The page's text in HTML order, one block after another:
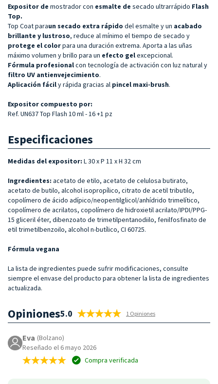
Expositor de mostrador con esmalte de secado ultrarrápido Flash
Top.
Top Coat paraun secado extra rápido del esmalte y un acabado
brillante y lustroso, reduce al mínimo el tiempo de secado y
protege el colorpara una duración extrema. Aporta a las uñas
máximo volumen y brillo para un efecto gelexcepcional.
Fórmula profesionalcon tecnología de activación con luz natural y
filtro UV antienvejecimiento.
Aplicación fácily rápida gracias al pincel maxi-brush.
Expositor compuesto por:
Ref. UN637 Top Flash 10 ml - 16 +1 pz
Especificaciones
Medidas del expositor: L 30 x P 11 x H 32 cm
Ingredientes: acetato de etilo, acetato de celulosa butirato,
acetato de butilo, alcohol isopropílico, citrato de acetil tributilo,
copolímero de ácido adípico/neopentilglicol/anhídrido trimelítico,
copolímero de acrilatos, copolímero de hidroxietil acrilato/IPDI/PPG-
15 gliceril éter, dibenzoato de trimetilpentanodiilo, fenilfosfinato de
etil trimetilbenzoilo, alcohol n-butílico, CI 60725.
Fórmula vegana
La lista de ingredientes puede sufrir modificaciones, consulte
siempre el envase del producto para obtener la lista de ingredientes
actualizada.
Opiniones5.0 1 Opiniones
Eva (Bolzano)
Reseñado el 6 mayo 2026
Compra verificada